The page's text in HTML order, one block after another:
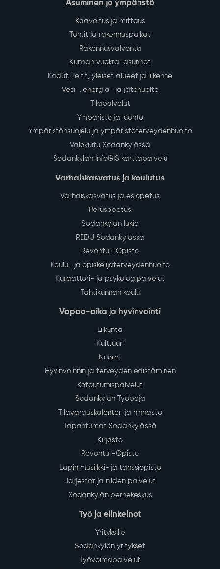
Asuminen ja ympäristö
Kaavoitus ja mittaus
Tontit ja rakennuspaikat
Rakennusvalvonta
Kunnan vuokra-asunnot
Kadut, reitit, yleiset alueet ja liikenne
Vesi-, energia- ja jätehuolto
Tilapalvelut
Ympäristö ja luonto
Ympäristönsuojelu ja ympäristöterveydenhuolto
Valokuitu Sodankylässä
Sodankylän InfoGIS karttapalvelu
Varhaiskasvatus ja koulutus
Varhaiskasvatus ja esiopetus
Perusopetus
Sodankylän lukio
REDU Sodankylässä
Revontuli-Opisto
Koulu- ja opiskelijaterveydenhuolto
Kuraattori- ja psykologipalvelut
Tähtikunnan koulu
Vapaa-aika ja hyvinvointi
Liikunta
Kulttuuri
Nuoret
Hyvinvoinnin ja terveyden edistäminen
Kotoutumispalvelut
Sodankylän Työpaja
Tilavarauskalenteri ja hinnasto
Tapahtumat Sodankylässä
Kirjasto
Revontuli-Opisto
Lapin musiikki- ja tanssiopisto
Järjestöt ja niiden palvelut
Sodankylän perhekeskus
Työ ja elinkeinot
Yrityksille
Sodankylän yritykset
Työvoimapalvelut